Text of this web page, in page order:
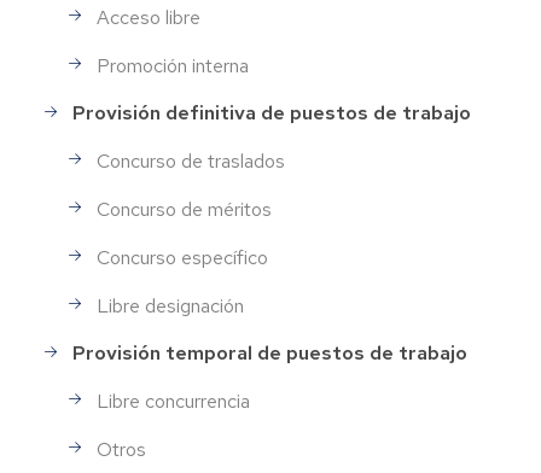
Acceso libre
Promoción interna
Provisión definitiva de puestos de trabajo
Concurso de traslados
Concurso de méritos
Concurso específico
Libre designación
Provisión temporal de puestos de trabajo
Libre concurrencia
Otros